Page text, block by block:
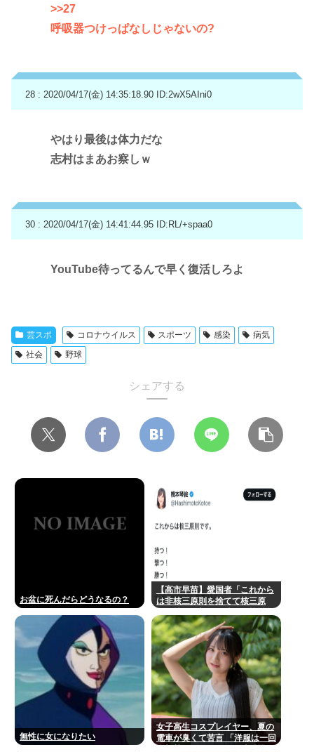
>>27
呼吸器つけっぱなしじゃないの?
28 : 2020/04/17(金) 14:35:18.90 ID:2wX5AIni0
やはり最後は体力だな
志村はまあお察しｗ
30 : 2020/04/17(金) 14:41:44.95 ID:RL/+spaa0
YouTube待ってるんで早く復活しろよ
芸スポ コロナウイルス スポーツ 感染
病気
社会
野球
シェアする
お盆に死んだらどうなるの？
【高市早苗】愛国者「これから
は非核三原則を捨てて核三原
には慣れている、試してみる
か？」
無性に女になりたい
女子高生コスプレイヤー、夏の
電車が臭くて苦言 「洋服は一回